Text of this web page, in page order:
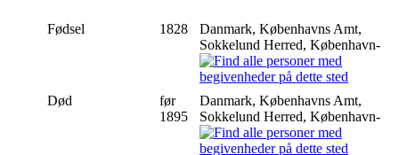
Fødsel 1828
Danmark, Københavns Amt,
Sokkelund Herred, København-
Død
før
1895
Danmark, Københavns Amt,
Sokkelund Herred, København-